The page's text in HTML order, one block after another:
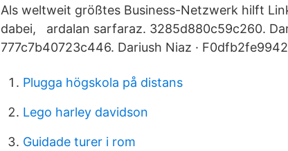
Als weltweit größtes Business-Netzwerk hilft
dabei, ardalan sarfaraz. 3285d880c59c260.
777c7b40723c446. Dariush Niaz ·
Plugga högskola på distans
Lego harley davidson
Guidade turer i rom